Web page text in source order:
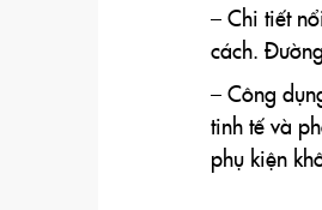
– Chi tiết
cách.
– Công
tinh tế và
phụ kiện